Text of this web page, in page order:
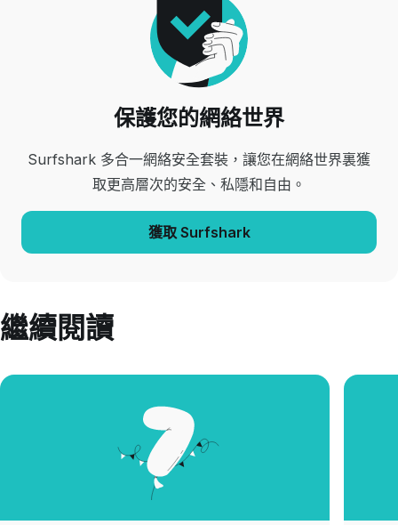
保護您的網絡世界
Surfshark 多合一網絡安全套裝，讓您在網絡世界裏獲
取更高層次的安全、私隱和自由。
獲取 Surfshark
繼續閱讀